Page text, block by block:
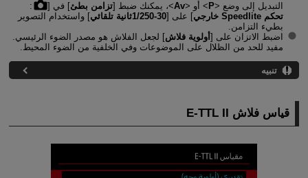
التبديل إلى وضع
P أو Av ، يمكنك ضبط [تزامن بطئ] في [
:
تحكم Speedlite خارجي
] على [30-1/250ثانية تلقائي
] واستخدام التصوير
بطيء التزامن.
اضبط الاتزان على [أولوية فلاش] لجعل الفلاش هو مصدر الضوء الرئيسي.
مفيد للحد من الظلال على الموضوعات وفي الخلفية من الضوء المحيط.
تنبيه
قياس فلاش E-TTL II